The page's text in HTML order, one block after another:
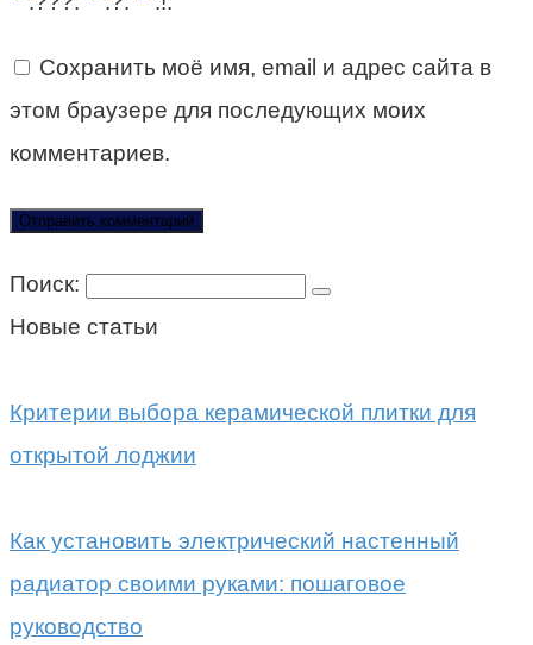
Сохранить моё имя, email и адрес сайта в
этом браузере для последующих моих
комментариев.
Поиск:
Новые статьи
Критерии выбора керамической плитки для
открытой лоджии
Как установить электрический настенный
радиатор своими руками: пошаговое
руководство